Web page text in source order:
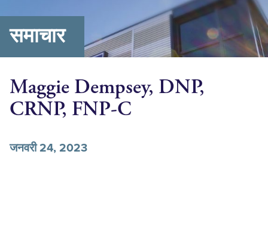
समाचार
Maggie Dempsey, DNP,
CRNP, FNP-C
जनवरी 24, 2023